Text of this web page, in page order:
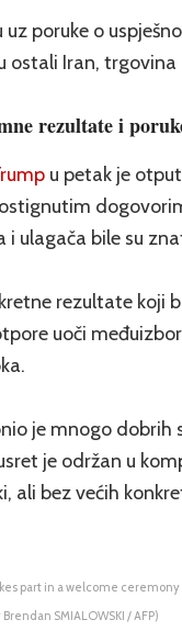
poruke o
ostali Iran,
rezultate i
u petak je
i ulagača bile su
rezultate koji
uoči
je mnogo dobrih
je održan u
ali bez većih
part in a welcome
SMIALOWSKI / AFP)